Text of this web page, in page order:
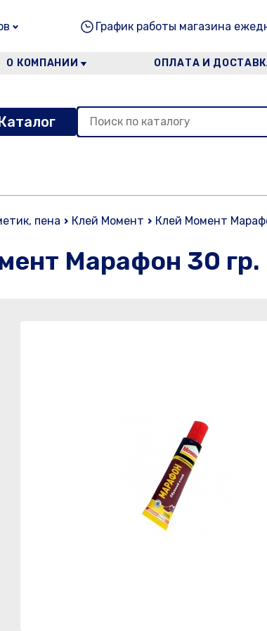
График работы магазина
О КОМПАНИИ ОПЛАТА И
пена Клей Момент Клей Момент
Марафон 30 гр.